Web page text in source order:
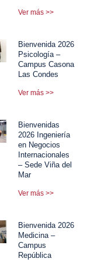
Ver más >>
Bienvenida 2026
Psicología –
Campus Casona
Las Condes
Ver más >>
Bienvenidas
2026 Ingeniería
en Negocios
Internacionales
– Sede Viña del
Mar
Ver más >>
Bienvenida 2026
Medicina –
Campus
República